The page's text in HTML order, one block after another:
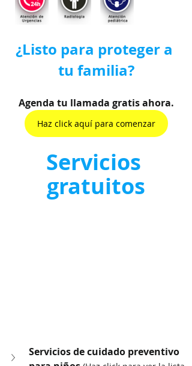
¿Listo para proteger a
tu familia?
Agenda tu llamada gratis ahora.
Haz click aquí para comenzar
Servicios
gratuitos
Servicios de cuidado preventivo